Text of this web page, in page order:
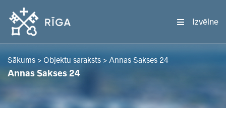
Izvēlne
Sākums > Objektu saraksts > Annas Sakses 24
Annas Sakses 24